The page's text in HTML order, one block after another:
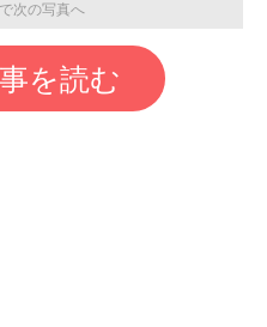
次の写真へ
を読む